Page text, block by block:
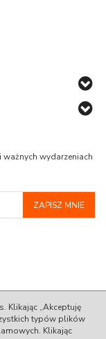
wydarzeniach
Klikając „Akceptuję
typów plików
Klikając